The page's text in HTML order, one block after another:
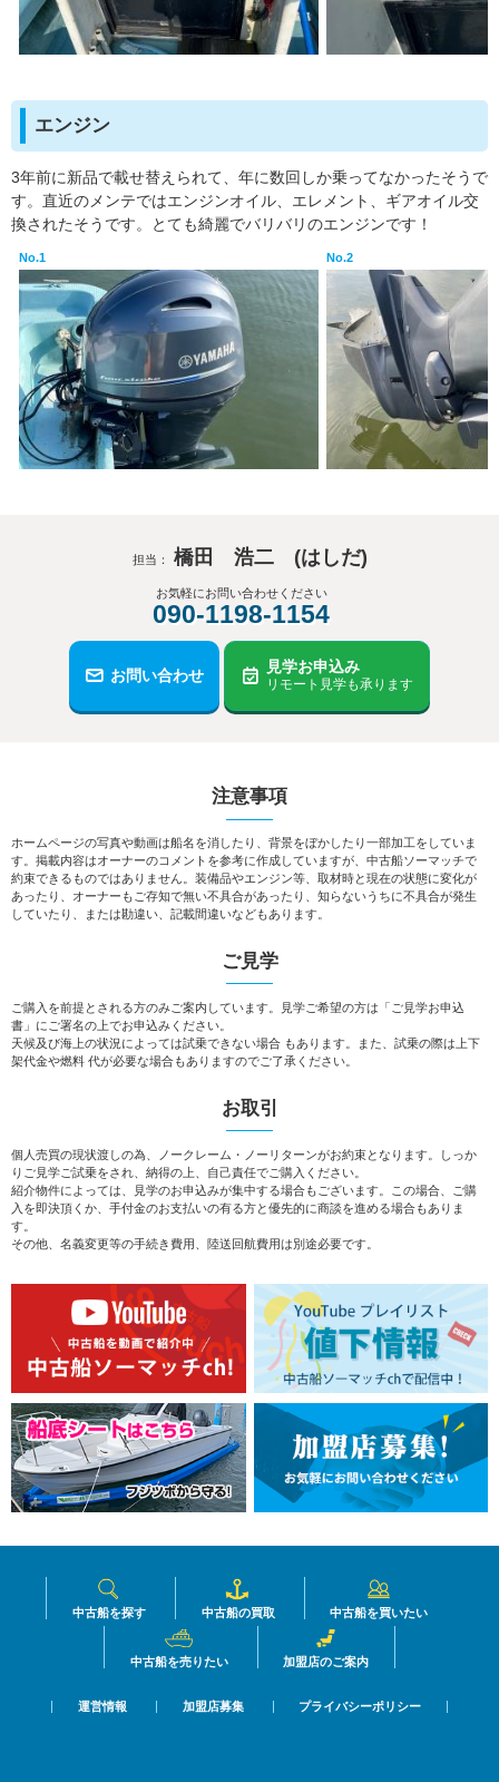
エンジン
3年前に新品で載せ替えられて、年に数回しか乗ってなかったそうで
す。直近のメンテではエンジンオイル、エレメント、ギアオイル交
換されたそうです。とても綺麗でバリバリのエンジンです！
No.1 No.2
担当： 橋田 浩二 (はしだ)
お気軽にお問い合わせください
090-1198-1154
お問い合わせ 見学お申込み
リモート見学も承ります
注意事項
ホームページの写真や動画は船名を消したり、背景をぼかしたり一部加工をしていま
す。掲載内容はオーナーのコメントを参考に作成していますが、中古船ソーマッチで
約束できるものではありません。装備品やエンジン等、取材時と現在の状態に変化が
あったり、オーナーもご存知で無い不具合があったり、知らないうちに不具合が発生
していたり、または勘違い、記載間違いなどもあります。
ご見学
ご購入を前提とされる方のみご案内しています。見学ご希望の方は「ご見学お申込
書」にご署名の上でお申込みください。
天候及び海上の状況によっては試乗できない場合 もあります。また、試乗の際は上下
架代金や燃料 代が必要な場合もありますのでご了承ください。
お取引
個人売買の現状渡しの為、ノークレーム・ノーリターンがお約束となります。しっか
りご見学ご試乗をされ、納得の上、自己責任でご購入ください。
紹介物件によっては、見学のお申込みが集中する場合もございます。この場合、ご購
入を即決頂くか、手付金のお支払いの有る方と優先的に商談を進める場合もありま
す。
その他、名義変更等の手続き費用、陸送回航費用は別途必要です。
中古船を探す 中古船の買取 中古船を買いたい
中古船を売りたい 加盟店のご案内
運営情報 加盟店募集 プライバシーポリシー